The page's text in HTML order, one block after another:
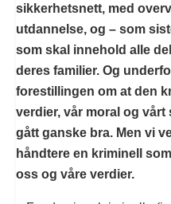
sikkerhetsnett, med
utdannelse, og – som
som skal innehold alle
deres familier. Og
forestillingen om at den
verdier, vår moral og
gått ganske bra. Men vi
håndtere en kriminell
oss og våre verdier.